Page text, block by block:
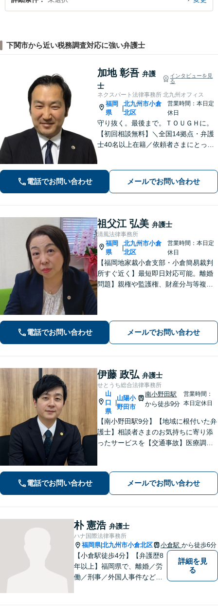
下関市から近い税務調査対応に強い弁護士
加地 彰吾 弁護
士
インタビューを見
る
ネクスパート法律事務所 北九州オフィス
福岡
県
|
北九州市小倉
北区
営業時間：本日定
休日
守り抜く。最後まで。ＴＯＵＧＨに。
【初回相談無料】＼全国14拠点・弁護
士40名以上在籍／依頼者さまにとって
題/相続/交通事故/刑事事件など、ご相
談ください【夜間・休日対応】
電話でお問い合わせ メールでお問い合わせ
祖父江 弘美 弁護士
清風法律事務所
福岡
県
|
北九州市小倉
北区
営業時間：本日定
休日
【福岡地家裁小倉支部・小倉簡易裁判
所すぐ近く】最短即日対応可能。離婚
問題】親権や監護権、財産分与等複雑
力と交渉力を強みに円満な相続へ。
電話でお問い合わせ メールでお問い合わせ
伊藤 政弘 弁護士
せとうち総合法律事務所
山
口
県
山陽小
野田市
南小野田駅
から徒歩9分
営業時間：
本日定休日
【南小野田駅9分】【地域に根付いた弁
護士】相談者さまのお気持ちに寄り添
ったサービスを【交通事故】医療調査
実調査と判例をリサーチし、不公平感
のない相続を実現【WEB面談】
電話でお問い合わせ メールでお問い合わせ
朴 憲浩 弁護士
ハナ国際法律事務所
福岡県|北九州市小倉北区 小倉駅 から徒歩6分
【小倉駅徒歩4分】【弁護歴8
年以上】福岡県で、離婚／労
働／刑事／外国人事件などに
詳細を見
る